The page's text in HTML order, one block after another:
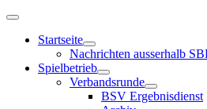
Startseite
Nachrichten ausserhalb
Spielbetrieb
Verbandsrunde
BSV Ergebnisdienst